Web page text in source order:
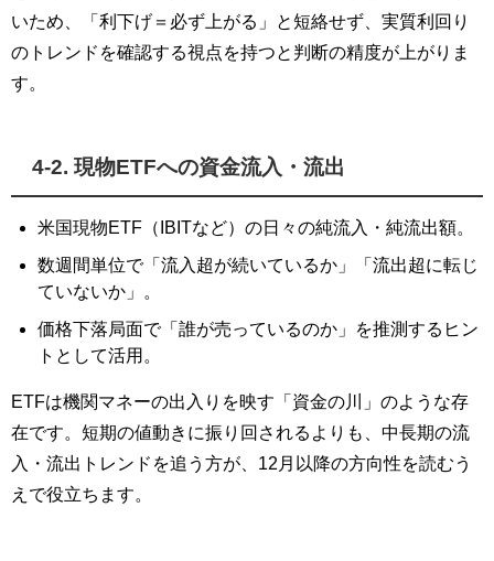
いため、「利下げ＝必ず上がる」と短絡せず、実質利回り
のトレンドを確認する視点を持つと判断の精度が上がりま
す。
4-2. 現物ETFへの資金流入・流出
米国現物ETF（IBITなど）の日々の純流入・純流出額。
数週間単位で「流入超が続いているか」「流出超に転じ
ていないか」。
価格下落局面で「誰が売っているのか」を推測するヒン
トとして活用。
ETFは機関マネーの出入りを映す「資金の川」のような存
在です。短期の値動きに振り回されるよりも、中長期の流
入・流出トレンドを追う方が、12月以降の方向性を読むう
えで役立ちます。